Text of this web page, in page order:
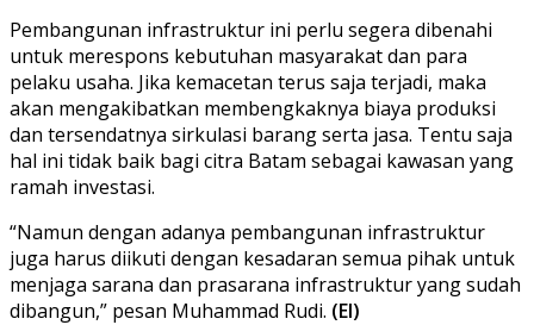
Pembangunan infrastruktur ini perlu segera dibenahi
untuk merespons kebutuhan masyarakat dan para
pelaku usaha. Jika kemacetan terus saja terjadi, maka
akan mengakibatkan membengkaknya biaya produksi
dan tersendatnya sirkulasi barang serta jasa. Tentu saja
hal ini tidak baik bagi citra Batam sebagai kawasan yang
ramah investasi.
“Namun dengan adanya pembangunan infrastruktur
juga harus diikuti dengan kesadaran semua pihak untuk
menjaga sarana dan prasarana infrastruktur yang sudah
dibangun,” pesan Muhammad Rudi. (EI)